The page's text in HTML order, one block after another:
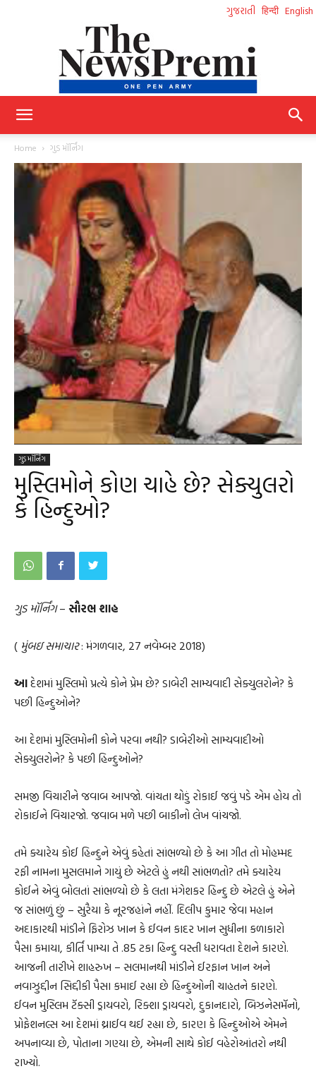
ગુજરાતી हिन्दी English
Home ગુડ મૉર્નિંગ
ગુડ મૉર્નિંગ
મુસ્લિમોને કોણ ચાહે છે? સેક્યુલરો
કે હિન્દુઓ?
ગુડ મૉર્નિંગ– સૌરભ શાહ
( મુંબઇ સમાચાર: મંગળવાર, 27 નવેમ્બર 2018)
આદેશમાં મુસ્લિમો પ્રત્યે કોને પ્રેમ છે? ડાબેરી સામ્યવાદી સેક્યુલરોને? કે
પછી હિન્દુઓને?
આ દેશમાં મુસ્લિમોની કોને પરવા નથી? ડાબેરીઓ સામ્યવાદીઓ
સેક્યુલરોને? કે પછી હિન્દુઓને?
સમજી વિચારીને જવાબ આપજો. વાંચતા થોડું રોકાઈ જવું પડે એમ હોય તો
રોકાઈને વિચારજો. જવાબ મળે પછી બાકીનો લેખ વાંચજો.
તમે ક્યારેય કોઈ હિન્દુને એવું કહેતાં સાંભળ્યો છે કે આ ગીત તો મોહમ્મદ
રફી નામના મુસલમાને ગાયું છે એટલે હું નથી સાંભળતો? તમે ક્યારેય
કોઈને એવું બોલતાં સાંભળ્યો છે કે લતા મંગેશકર હિન્દુ છે એટલે હું એને
જ સાંભળું છું – સુરૈયા કે નૂરજહાંને નહીં. દિલીપ કુમાર જેવા મહાન
અદાકારથી માંડીને ફિરોઝ ખાન કે ઈવન કાદર ખાન સુધીના કળાકારો
પૈસા કમાયા, કીર્તિ પામ્યા તે .85 ટકા હિન્દુ વસ્તી ધરાવતા દેશને કારણે.
આજની તારીખે શાહરુખ – સલમાનથી માંડીને ઈરફાન ખાન અને
નવાઝુદ્દીન સિદ્દીકી પૈસા કમાઈ રહ્યા છે હિન્દુઓની ચાહતને કારણે.
ઈવન મુસ્લિમ ટૅક્સી ડ્રાયવરો, રિક્શા ડ્રાયવરો, દુકાનદારો, બિઝનેસમૅનો,
પ્રોફેશનલ્સ આ દેશમાં થ્રાઈવ થઈ રહ્યા છે, કારણ કે હિન્દુઓએ એમને
અપનાવ્યા છે, પોતાના ગણ્યા છે, એમની સાથે કોઈ વહેરોઆંતરો નથી
રાખ્યો.